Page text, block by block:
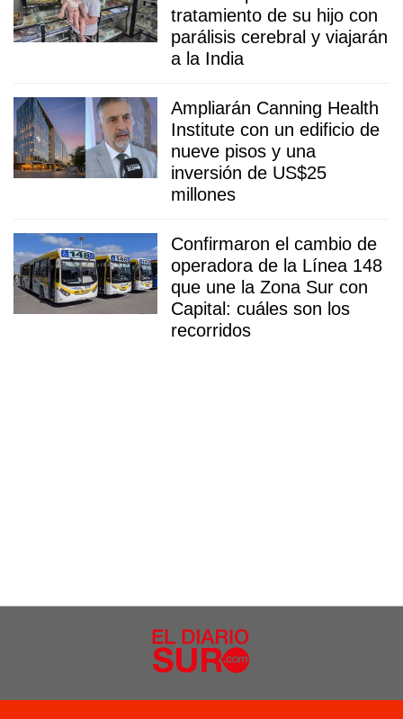
tratamiento de su hijo con
parálisis cerebral y viajarán
a la India
Ampliarán Canning Health
Institute con un edificio de
nueve pisos y una
inversión de US$25
millones
Confirmaron el cambio de
operadora de la Línea 148
que une la Zona Sur con
Capital: cuáles son los
recorridos